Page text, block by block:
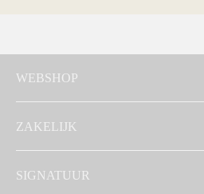
WEBSHOP
ZAKELIJK
SIGNATUUR